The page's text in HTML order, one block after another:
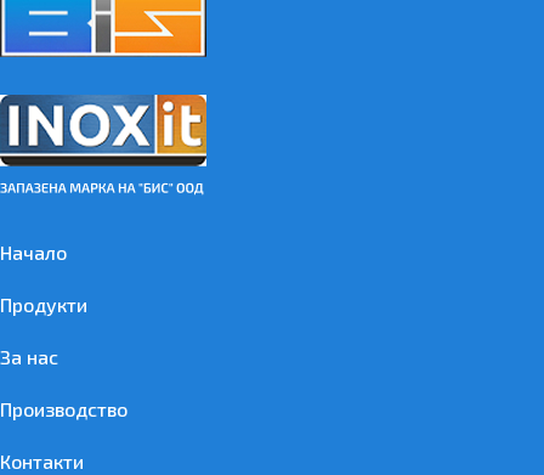
Начало
Продукти
За нас
Производство
Контакти